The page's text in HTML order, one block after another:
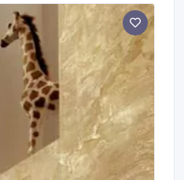
декоративной
- Нанесение
штукатурки»; -
штукатурки»;
«цементно-